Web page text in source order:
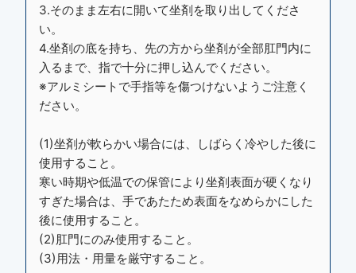
3.そのまま左右に開いて坐剤を取り出してくださ
い。
4.坐剤の底を持ち、先の方から坐剤が全部肛門内に
入るまで、指で十分に押し込んでください。
※アルミシートで手指等を傷つけないようご注意く
ださい。
(1)坐剤が軟らかい場合には、しばらく冷やした後に
使用すること。
寒い時期や低温での保管により坐剤表面が硬くなり
すぎた場合は、手であたため表面をなめらかにした
後に使用すること。
(2)肛門にのみ使用すること。
(3)用法・用量を厳守すること。